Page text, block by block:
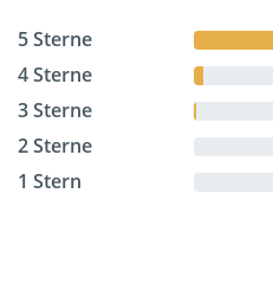
5 Sterne
4 Sterne
3 Sterne
2 Sterne
1 Stern